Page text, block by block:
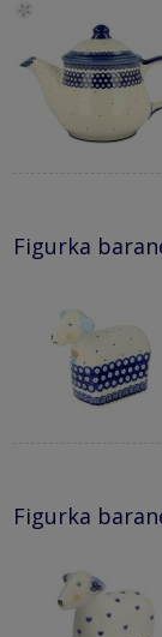
Figurka
Figurka